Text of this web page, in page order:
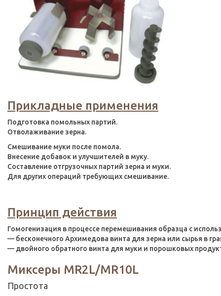
Прикладные применения
Подготовка помольных партий.
Отволаживание зерна.
Смешивание муки после помола.
Внесение добавок и улучшителей в муку.
Составление отгрузочных партий зерна и муки.
Для других операций требующих смешивание.
Принцип действия
Гомогенизация в процессе перемешивания образца с
— бесконечного Архимедова винта для зерна или сырья в
— двойного обратного винта для муки и порошковых
Миксеры MR2L/MR10L
Простота